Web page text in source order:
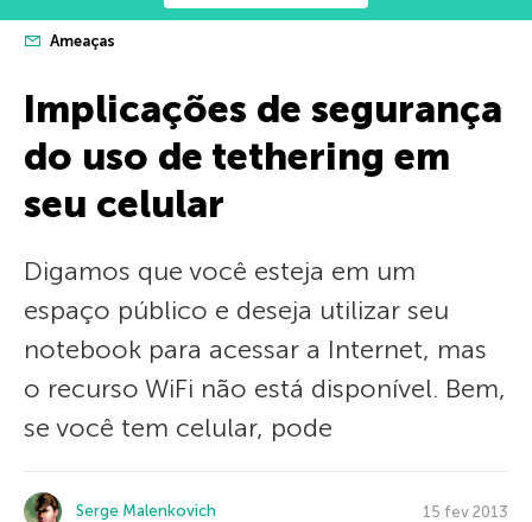
Ameaças
Implicações de segurança
do uso de tethering em
seu celular
Digamos que você esteja em um
espaço público e deseja utilizar seu
notebook para acessar a Internet, mas
o recurso WiFi não está disponível. Bem,
se você tem celular, pode
Serge Malenkovich 15 fev 2013